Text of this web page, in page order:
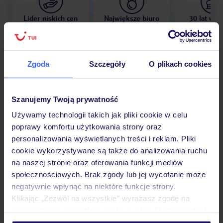
Zgoda Szczegóły O plikach cookies
Szanujemy Twoją prywatność
Używamy technologii takich jak pliki cookie w celu
poprawy komfortu użytkowania strony oraz
personalizowania wyświetlanych treści i reklam. Pliki
cookie wykorzystywane są także do analizowania ruchu
na naszej stronie oraz oferowania funkcji mediów
społecznościowych. Brak zgody lub jej wycofanie może
negatywnie wpłynąć na niektóre funkcje strony.
Klikając „Zezwól na wszystkie” wyrażasz zgodę na
Lider niskich cen
Największe biuro
30 lat w
Opinie
Pokoje
Wyżywienie